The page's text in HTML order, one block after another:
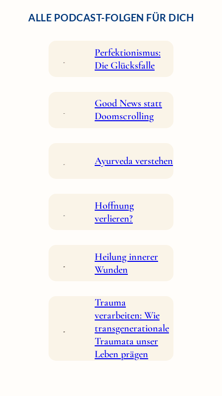
ALLE PODCAST-FOLGEN FÜR DICH
Perfektionismus:
Die Glücksfalle
Good News statt
Doomscrolling
Ayurveda verstehen
Hoffnung
verlieren?
Heilung innerer
Wunden
Trauma
verarbeiten: Wie
transgenerationale
Traumata unser
Leben prägen